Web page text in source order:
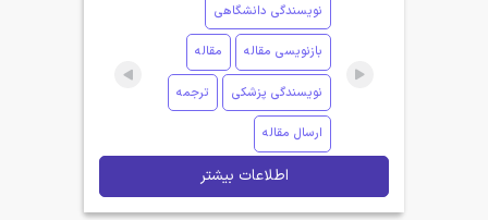
نویسندگی دانشگاهی
بازنویسی مقاله مقاله
نویسندگی پزشکی ترجمه
ارسال مقاله
اطلاعات بیشتر